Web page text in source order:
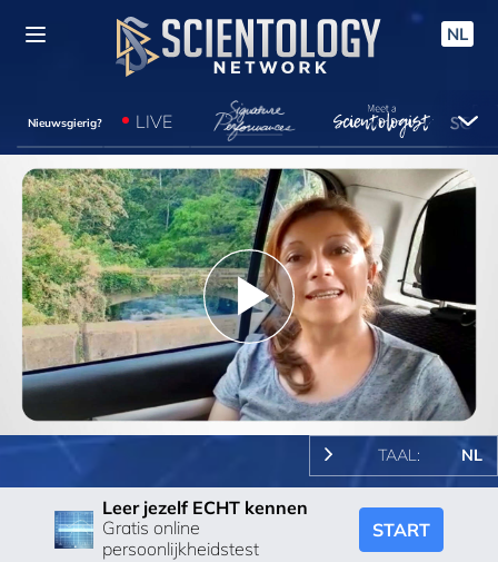
NL
Nieuwsgierig? LIVE
Play
Video
TAAL: NL
Leer jezelf ECHT kennen
Gratis online
persoonlijkheidstest
START